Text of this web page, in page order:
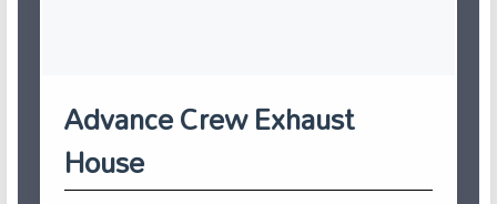
Advance Crew Exhaust
House